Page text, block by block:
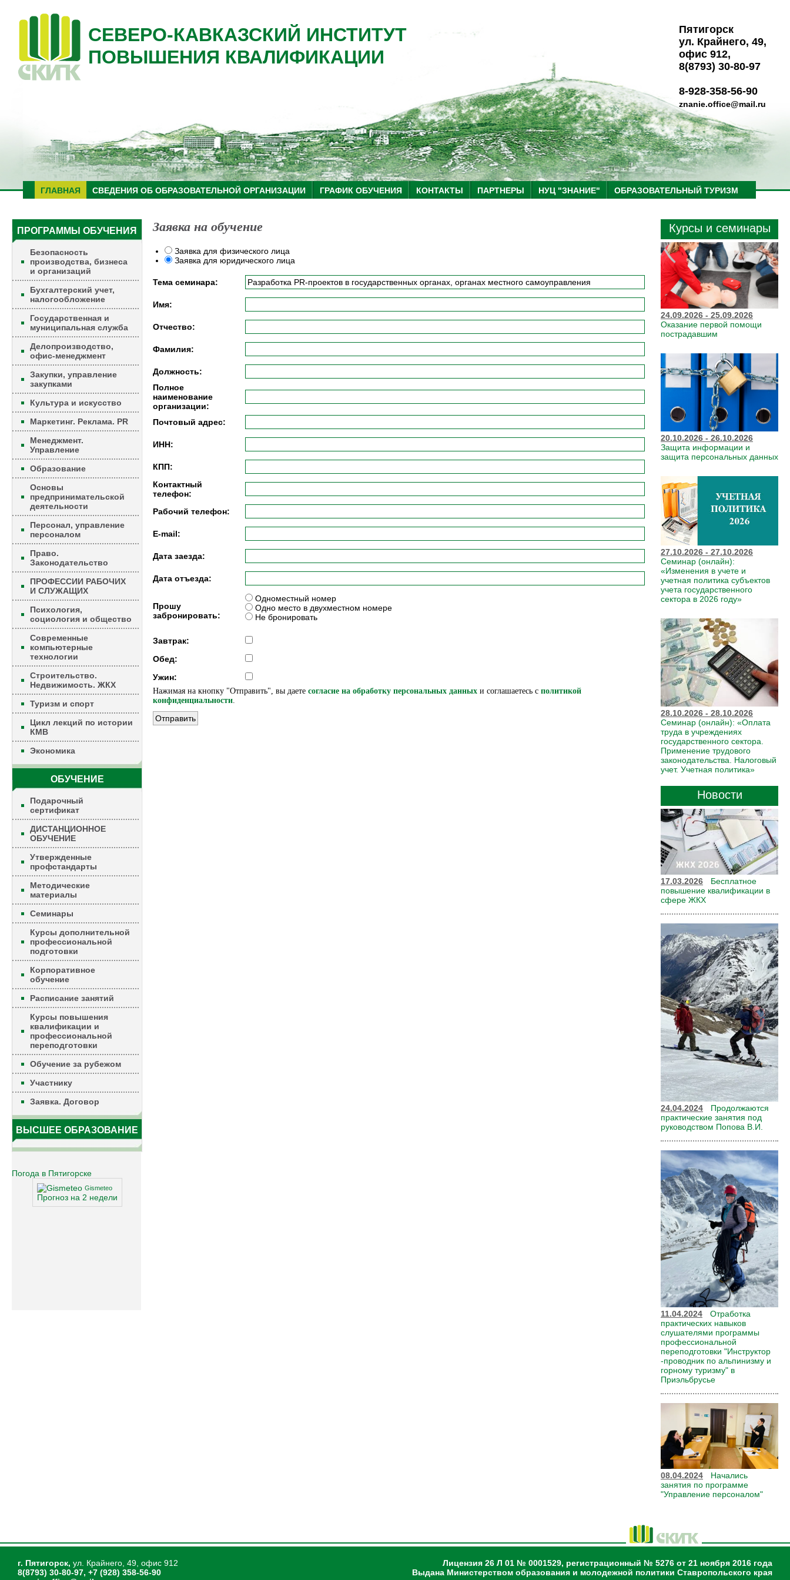
СЕВЕРО-КАВКАЗСКИЙ ИНСТИТУТ
ПОВЫШЕНИЯ КВАЛИФИКАЦИИ
Пятигорск
ул. Крайнего, 49,
офис 912,
8(8793) 30-80-97
8-928-358-56-90
znanie.office@mail.ru
ГЛАВНАЯ СВЕДЕНИЯ ОБ ОБРАЗОВАТЕЛЬНОЙ ОРГАНИЗАЦИИ ГРАФИК ОБУЧЕНИЯ КОНТАКТЫ ПАРТНЕРЫ НУЦ "ЗНАНИЕ" ОБРАЗОВАТЕЛЬНЫЙ ТУРИЗМ
ПРОГРАММЫ ОБУЧЕНИЯ
Безопасность
производства, бизнеса
и организаций
Бухгалтерский учет,
налогообложение
Государственная и
муниципальная служба
Делопроизводство,
офис-менеджмент
Закупки, управление
закупками
Культура и искусство
Маркетинг. Реклама. PR
Менеджмент.
Управление
Образование
Основы
предпринимательской
деятельности
Персонал, управление
персоналом
Право.
Законодательство
ПРОФЕССИИ РАБОЧИХ
И СЛУЖАЩИХ
Психология,
социология и общество
Современные
компьютерные
технологии
Строительство.
Недвижимость. ЖКХ
Туризм и спорт
Цикл лекций по истории
КМВ
Экономика
ОБУЧЕНИЕ
Подарочный
сертификат
ДИСТАНЦИОННОЕ
ОБУЧЕНИЕ
Утвержденные
профстандарты
Методические
материалы
Семинары
Курсы дополнительной
профессиональной
подготовки
Корпоративное
обучение
Расписание занятий
Курсы повышения
квалификации и
профессиональной
переподготовки
Обучение за рубежом
Участнику
Заявка. Договор
ВЫСШЕЕ ОБРАЗОВАНИЕ
Погода в Пятигорске
Gismeteo
Прогноз на 2 недели
Курсы и семинары
24.09.2026 - 25.09.2026
Оказание первой помощи
пострадавшим
20.10.2026 - 26.10.2026
Защита информации и
защита персональных данных
27.10.2026 - 27.10.2026
Семинар (онлайн):
«Изменения в учете и
учетная политика субъектов
учета государственного
сектора в 2026 году»
28.10.2026 - 28.10.2026
Семинар (онлайн): «Оплата
труда в учреждениях
государственного сектора.
Применение трудового
законодательства. Налоговый
учет. Учетная политика»
Новости
17.03.2026
Бесплатное
повышение квалификации в
сфере ЖКХ
24.04.2024
Продолжаются
практические занятия под
руководством Попова В.И.
11.04.2024
Отработка
практических навыков
слушателями программы
профессиональной
переподготовки "Инструктор
-проводник по альпинизму и
горному туризму" в
Приэльбрусье
08.04.2024
Начались
занятия по программе
"Управление персоналом"
Заявка на обучение
Заявка для физического лица
Заявка для юридического лица
Тема семинара:
Имя:
Отчество:
Фамилия:
Должность:
Полное
наименование
организации:
Почтовый адрес:
ИНН:
КПП:
Контактный
телефон:
Рабочий телефон:
E-mail:
Дата заезда:
Дата отъезда:
Прошу
забронировать:
Одноместный номер
Одно место в двухместном номере
Не бронировать
Завтрак:
Обед:
Ужин:
Нажимая на кнопку "Отправить", вы даете согласие на обработку персональных данных и соглашаетесь c политикой
конфиденциальности.
г. Пятигорск, ул. Крайнего, 49, офис 912
8(8793) 30-80-97, +7 (928) 358-56-90
Лицензия 26 Л 01 № 0001529, регистрационный № 5276 от 21 ноября 2016 года
Выдана Министерством образования и молодежной политики Ставропольского края